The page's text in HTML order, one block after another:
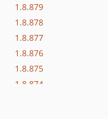
1.8.879
1.8.878
1.8.877
1.8.876
1.8.875
1.8.874